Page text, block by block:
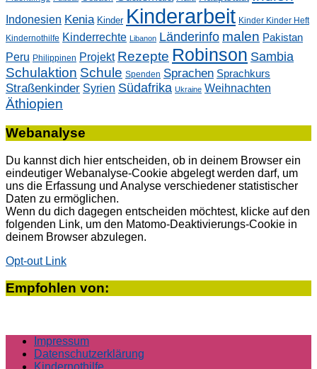
Indonesien Kenia Kinder Kinderarbeit Kinder Kinder Heft
Kindernothilfe Kinderrechte Libanon Länderinfo malen Pakistan
Peru Philippinen Projekt Rezepte Robinson Sambia
Schulaktion Schule Spenden Sprachen Sprachkurs
Straßenkinder Syrien Südafrika Ukraine Weihnachten
Äthiopien
Webanalyse
Du kannst dich hier entscheiden, ob in deinem Browser ein
eindeutiger Webanalyse-Cookie abgelegt werden darf, um
uns die Erfassung und Analyse verschiedener statistischer
Daten zu ermöglichen.
Wenn du dich dagegen entscheiden möchtest, klicke auf den
folgenden Link, um den Matomo-Deaktivierungs-Cookie in
deinem Browser abzulegen.
Opt-out Link
Empfohlen von:
Impressum
Datenschutzerklärung
Kindernothilfe